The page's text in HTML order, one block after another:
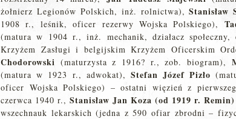
żołnierz Legionów Polskich, inż. rolnictwa),Stanisław
1908 r., leśnik, oficer rezerwy Wojska Polskiego),
(matura w 1904 r., inż. mechanik, działacz społeczny,
Krzyżem Zasługi i belgijskim Krzyżem Oficerskim
Chodorowski (maturzysta z 1916? r., zob. biogram),
(matura w 1923 r., adwokat), Stefan Józef Pizło
oficer Wojska Polskiego) – ostatni więzień z
czerwca 1940 r., Stanisław Jan Koza (od 1919 r. Remin)
wszechnauk lekarskich (jedna z 590 ofiar zbrodni –